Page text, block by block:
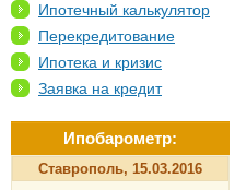
Ипотечный калькулятор
Перекредитование
Ипотека и кризис
Заявка на кредит
Ипобарометр:
Ставрополь, 15.03.2016